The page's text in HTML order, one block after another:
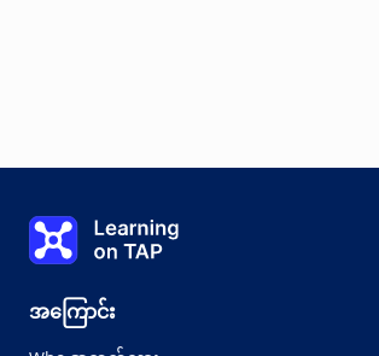
0%
Toppy
သင်ခန်းစာ-
Learning on TAP - အိမ်
အကြောင်း